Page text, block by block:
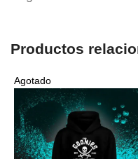
Productos
Agotado